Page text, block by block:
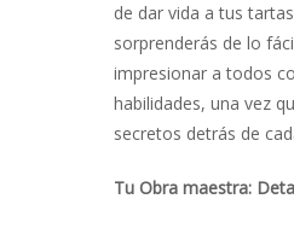
de dar vida a tus
sorprenderás de lo
impresionar a todos
habilidades, una vez
secretos detrás de
Tu Obra maestra: